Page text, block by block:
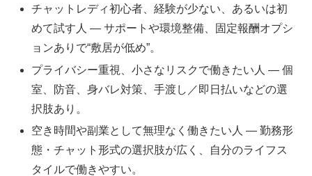
チャットレディ初心者、経験が少ない、あるいは初
めて試す人 — サポートや環境整備、固定報酬オプシ
ョンありで“敷居が低め”。
プライバシー重視、小さなリスクで働きたい人 — 個
室、防音、身バレ対策、手渡し／即日払いなどの選
択肢あり。
空き時間や副業として無理なく働きたい人 — 勤務形
態・チャット形式の選択肢が広く、自分のライフス
タイルで働きやすい。